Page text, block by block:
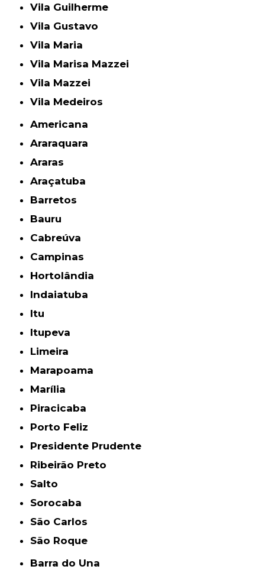
Vila Guilherme
Vila Gustavo
Vila Maria
Vila Marisa Mazzei
Vila Mazzei
Vila Medeiros
Americana
Araraquara
Araras
Araçatuba
Barretos
Bauru
Cabreúva
Campinas
Hortolândia
Indaiatuba
Itu
Itupeva
Limeira
Marapoama
Marília
Piracicaba
Porto Feliz
Presidente Prudente
Ribeirão Preto
Salto
Sorocaba
São Carlos
São Roque
Barra do Una